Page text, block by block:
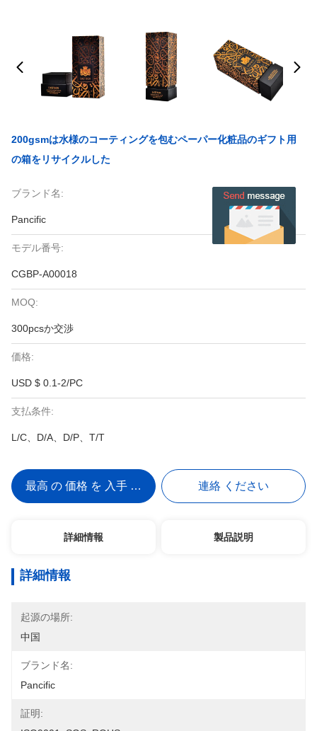
200gsmは水様のコーティングを包むペーパー化粧品のギフト用
の箱をリサイクルした
ブランド名:
Pancific
モデル番号:
CGBP-A00018
MOQ:
300pcsか交渉
価格:
USD $ 0.1-2/PC
支払条件:
L/C、D/A、D/P、T/T
最高 の 価格 を 入手 する 連絡 ください
詳細情報 製品説明
詳細情報
起源の場所:
中国
ブランド名:
Pancific
証明: